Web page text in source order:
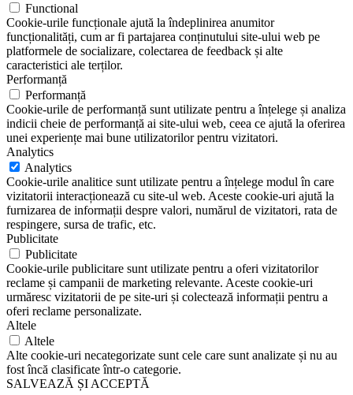
Functional
Cookie-urile funcționale ajută la îndeplinirea anumitor
funcționalități, cum ar fi partajarea conținutului site-ului web pe
platformele de socializare, colectarea de feedback și alte
caracteristici ale terților.
Performanță
Performanță
Cookie-urile de performanță sunt utilizate pentru a înțelege și analiza
indicii cheie de performanță ai site-ului web, ceea ce ajută la oferirea
unei experiențe mai bune utilizatorilor pentru vizitatori.
Analytics
Analytics
Cookie-urile analitice sunt utilizate pentru a înțelege modul în care
vizitatorii interacționează cu site-ul web. Aceste cookie-uri ajută la
furnizarea de informații despre valori, numărul de vizitatori, rata de
respingere, sursa de trafic, etc.
Publicitate
Publicitate
Cookie-urile publicitare sunt utilizate pentru a oferi vizitatorilor
reclame și campanii de marketing relevante. Aceste cookie-uri
urmăresc vizitatorii de pe site-uri și colectează informații pentru a
oferi reclame personalizate.
Altele
Altele
Alte cookie-uri necategorizate sunt cele care sunt analizate și nu au
fost încă clasificate într-o categorie.
SALVEAZĂ ȘI ACCEPTĂ